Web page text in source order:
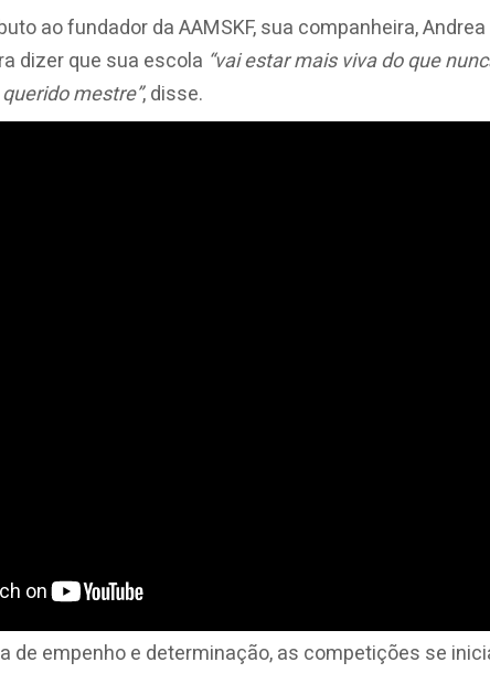
ao fundador da AAMSKF, sua companheira,
dizer que sua escola “vai estar mais viva do que
mestre”, disse.
de empenho e determinação, as competições se